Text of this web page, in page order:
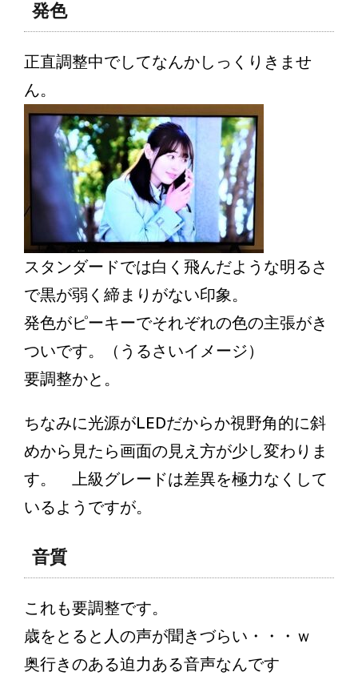
発色
正直調整中でしてなんかしっくりきませ
ん。
スタンダードでは白く飛んだような明るさ
で黒が弱く締まりがない印象。
発色がピーキーでそれぞれの色の主張がき
ついです。（うるさいイメージ）
要調整かと。
ちなみに光源がLEDだからか視野角的に斜
めから見たら画面の見え方が少し変わりま
す。 上級グレードは差異を極力なくして
いるようですが。
音質
これも要調整です。
歳をとると人の声が聞きづらい・・・ｗ
奥行きのある迫力ある音声なんです